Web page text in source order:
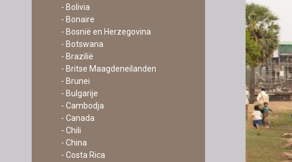
- Bolivia
- Bonaire
- Bosnië en Herzegovina
- Botswana
- Brazilië
- Britse Maagdeneilanden
- Brunei
- Bulgarije
- Cambodja
- Canada
- Chili
- China
- Costa Rica